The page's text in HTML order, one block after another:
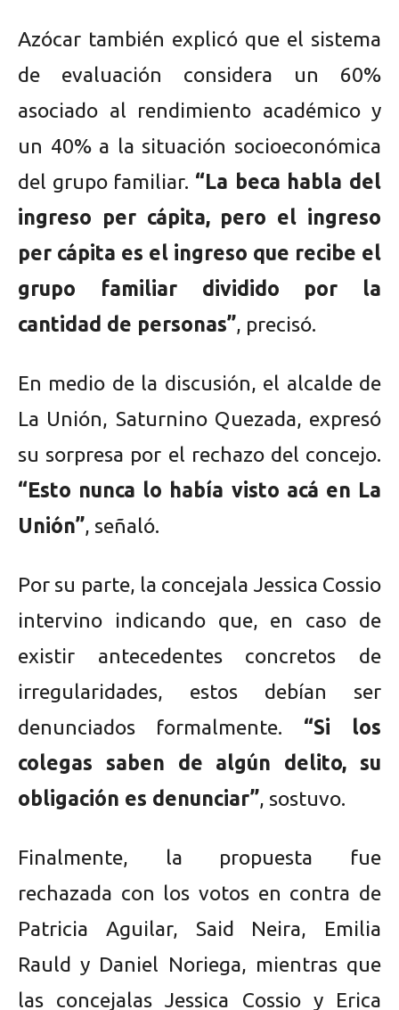
Azócar también explicó que el sistema
de evaluación considera un 60%
asociado al rendimiento académico y
un 40% a la situación socioeconómica
del grupo familiar. “La beca habla del
ingreso per cápita, pero el ingreso
per cápita es el ingreso que recibe el
grupo familiar dividido por la
cantidad de personas”, precisó.
En medio de la discusión, el alcalde de
La Unión, Saturnino Quezada, expresó
su sorpresa por el rechazo del concejo.
“Esto nunca lo había visto acá en La
Unión”, señaló.
Por su parte, la concejala Jessica Cossio
intervino indicando que, en caso de
existir antecedentes concretos de
irregularidades, estos debían ser
denunciados formalmente. “Si los
colegas saben de algún delito, su
obligación es denunciar”, sostuvo.
Finalmente, la propuesta fue
rechazada con los votos en contra de
Patricia Aguilar, Said Neira, Emilia
Rauld y Daniel Noriega, mientras que
las concejalas Jessica Cossio y Erica